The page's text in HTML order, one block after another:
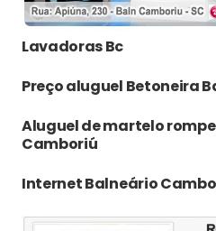
Lavadoras Bc
Preço aluguel Betoneira
Aluguel de martelo
Camboriú
Internet Balneário